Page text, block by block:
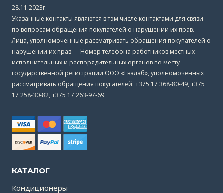
28.11.2023г.
Указанные контакты являются в том числе контактами для связи
по вопросам обращения покупателей о нарушении их прав.
Лица, уполномоченные рассматривать обращения покупателей о
нарушении их прав — Номер телефона работников местных
исполнительных и распорядительных органов по месту
государственной регистрации ООО «Евалаб», уполномоченных
рассматривать обращения покупателей: +375 17 368-80-49, +375
17 258-30-82, +375 17 263-97-69
КАТАЛОГ
Кондиционеры